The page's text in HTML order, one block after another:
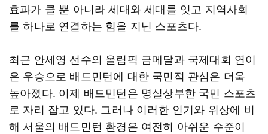
효과가 클 뿐 아니라 세대와 세대를 잇고 지역사회
를 하나로 연결하는 힘을 지닌 스포츠다.
최근 안세영 선수의 올림픽 금메달과 국제대회 연이
은 우승으로 배드민턴에 대한 국민적 관심은 더욱
높아졌다. 이제 배드민턴은 명실상부한 국민 스포츠
로 자리 잡고 있다. 그러나 이러한 인기와 위상에 비
해 서울의 배드민턴 환경은 여전히 아쉬운 수준이